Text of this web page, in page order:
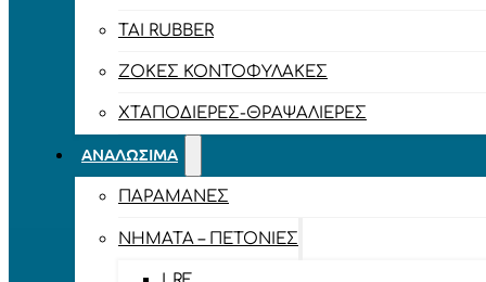
TAI RUBBER
ΖΌΚΕΣ ΚΟΝΤΟΦΎΛΑΚΕΣ
ΧΤΑΠΟΔΙΈΡΕΣ-ΘΡΑΨΑΛΙΈΡΕΣ
ΑΝΑΛΏΣΙΜΑ
ΠΑΡΑΜΆΝΕΣ
ΝΉΜΑΤΑ – ΠΕΤΟΝΙΈΣ